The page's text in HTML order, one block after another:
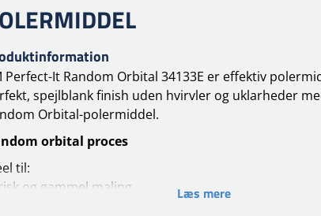
Perfect-It Random Orbital 34133E er effektiv
spejlblank finish uden hvirvler og uklarheder
Orbital-polermiddel.
orbital proces
til:
og gammel maling
Læs mere